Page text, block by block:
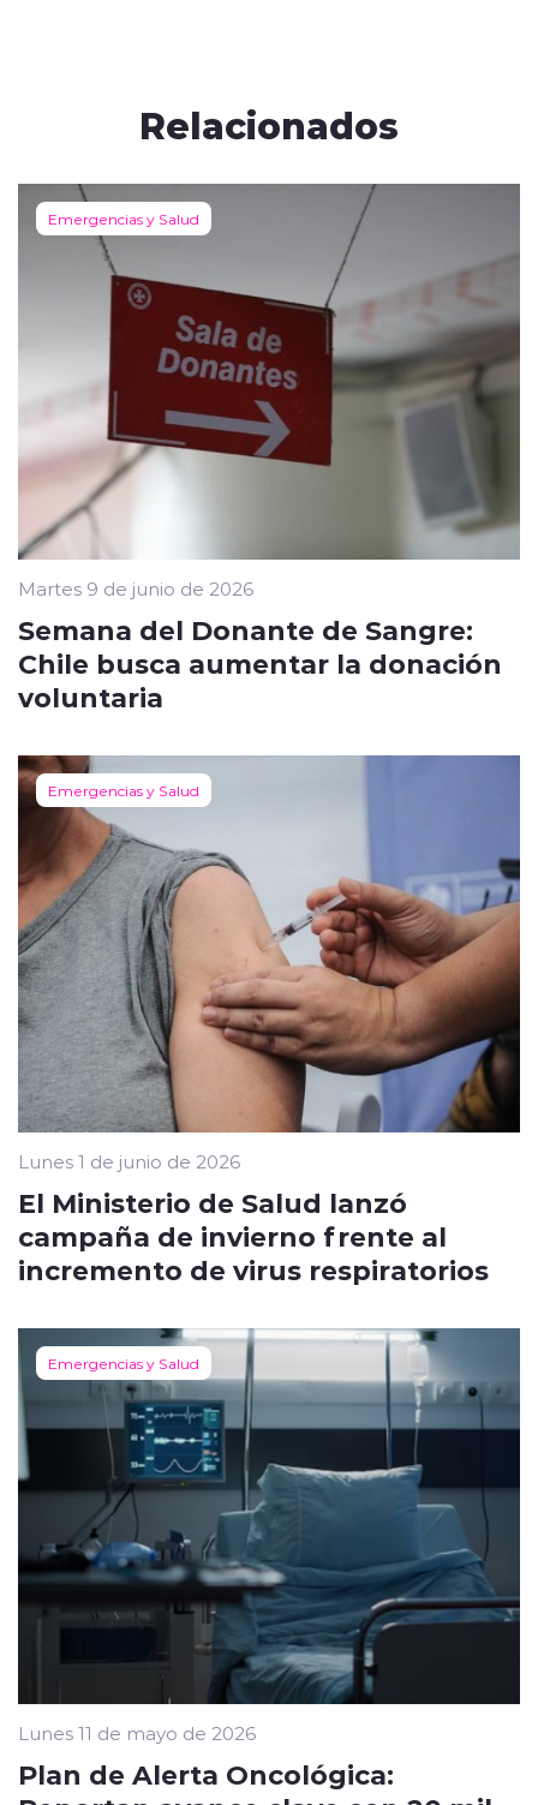
Relacionados
Emergencias y Salud
Martes 9 de junio de 2026
Semana del Donante de Sangre:
Chile busca aumentar la donación
voluntaria
Emergencias y Salud
Lunes 1 de junio de 2026
El Ministerio de Salud lanzó
campaña de invierno frente al
incremento de virus respiratorios
Emergencias y Salud
Lunes 11 de mayo de 2026
Plan de Alerta Oncológica: